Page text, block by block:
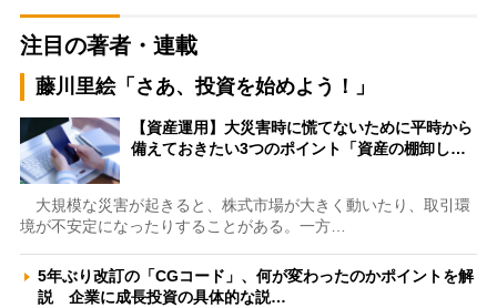
注目の著者・連載
藤川里絵「さあ、投資を始めよう！」
【資産運用】大災害時に慌てないために平時から
備えておきたい3つのポイント「資産の棚卸し…
大規模な災害が起きると、株式市場が大きく動いたり、取引環
境が不安定になったりすることがある。一方…
5年ぶり改訂の「CGコード」、何が変わったのかポイントを解
説 企業に成長投資の具体的な説…